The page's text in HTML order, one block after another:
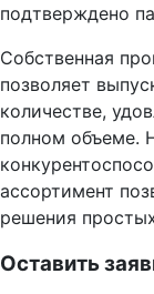
подтверждено
Собственная
позволяет
количестве,
полном объеме.
ассортимент
решения
Оставить